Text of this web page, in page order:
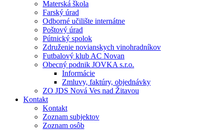
Materská škola
Farský úrad
Odborné učilište internátne
Poštový úrad
Pútnický spolok
Združenie novianskych vinohradníkov
Futbalový klub AC Novan
Obecný podnik JOVKA s.r.o.
Informácie
Zmluvy, faktúry, objednávky
ZO JDS Nová Ves nad Žitavou
Kontakt
Kontakt
Zoznam subjektov
Zoznam osôb